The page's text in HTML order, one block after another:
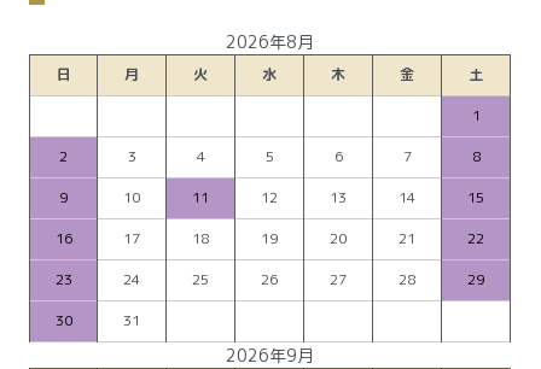
2026年8月
日 月 火 水 木 金
土
1
2
3 4 5 6 7
8
9
10 11 12 13 14
15
16
17 18 19 20 21
22
23
24 25 26 27 28
29
30
31
2026年9月